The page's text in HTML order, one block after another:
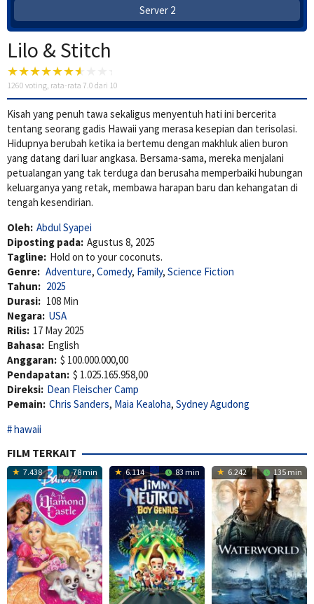
Server 2
Lilo & Stitch
1260 voting, rata-rata 7.0 dari 10
Kisah yang penuh tawa sekaligus menyentuh hati ini bercerita
tentang seorang gadis Hawaii yang merasa kesepian dan terisolasi.
Hidupnya berubah ketika ia bertemu dengan makhluk alien buron
yang datang dari luar angkasa. Bersama-sama, mereka menjalani
petualangan yang tak terduga dan berusaha memperbaiki hubungan
keluarganya yang retak, membawa harapan baru dan kehangatan di
tengah kesendirian.
Oleh: Abdul Syapei
Diposting pada: Agustus 8, 2025
Tagline: Hold on to your coconuts.
Genre: Adventure, Comedy, Family, Science Fiction
Tahun: 2025
Durasi: 108 Min
Negara: USA
Rilis: 17 May 2025
Bahasa: English
Anggaran: $ 100.000.000,00
Pendapatan: $ 1.025.165.958,00
Direksi: Dean Fleischer Camp
Pemain: Chris Sanders, Maia Kealoha, Sydney Agudong
hawaii
FILM TERKAIT
7.438 78 min 6.114 83 min 6.242 135 min